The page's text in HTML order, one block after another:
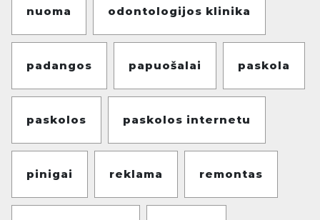
nuoma odontologijos klinika
padangos papuošalai paskola
paskolos paskolos internetu
pinigai reklama remontas